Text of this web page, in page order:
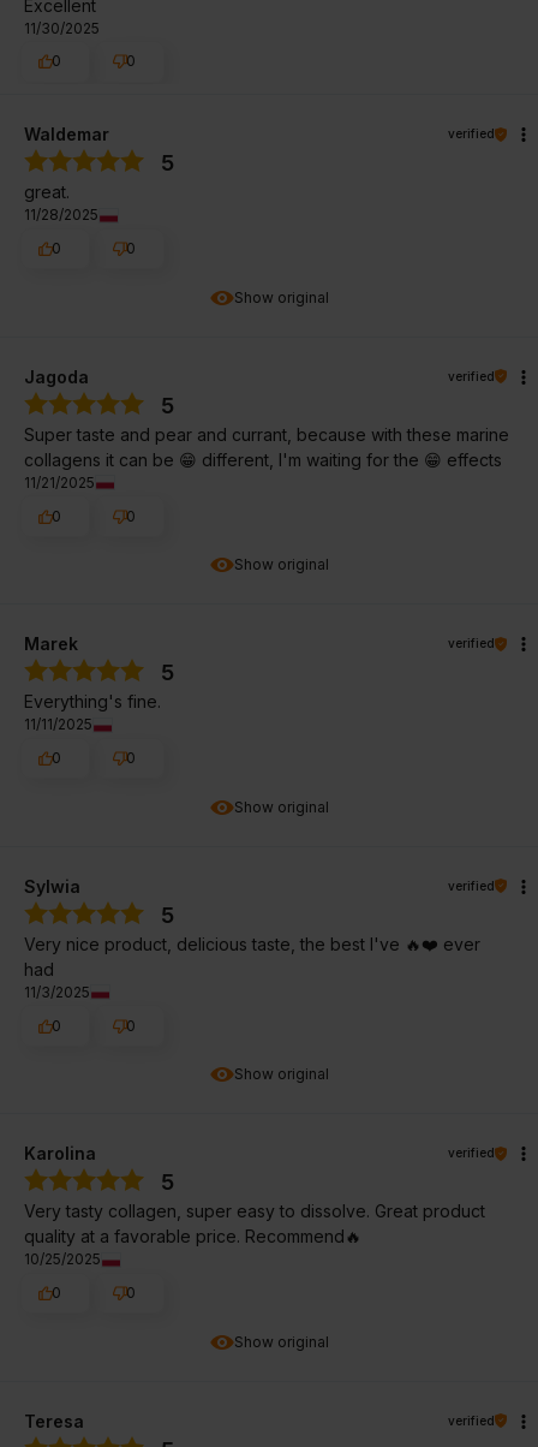
Excellent
11/30/2025
0
0
Show original
Waldemar verified
5
great.
11/28/2025
0
0
Show original
Jagoda verified
5
Super taste and pear and currant, because with these marine
collagens it can be 😁 different, I'm waiting for the 😁 effects
11/21/2025
0
0
Show original
Marek verified
5
Everything's fine.
11/11/2025
0
0
Show original
Sylwia verified
5
Very nice product, delicious taste, the best I've 🔥❤️ ever
had
11/3/2025
0
0
Show original
Karolina verified
5
Very tasty collagen, super easy to dissolve. Great product
quality at a favorable price. Recommend🔥
10/25/2025
0
0
Teresa verified